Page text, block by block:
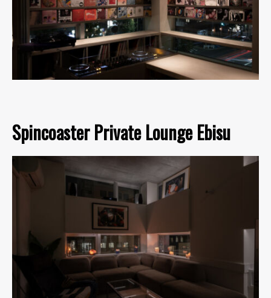
Spincoaster Private Lounge Ebisu